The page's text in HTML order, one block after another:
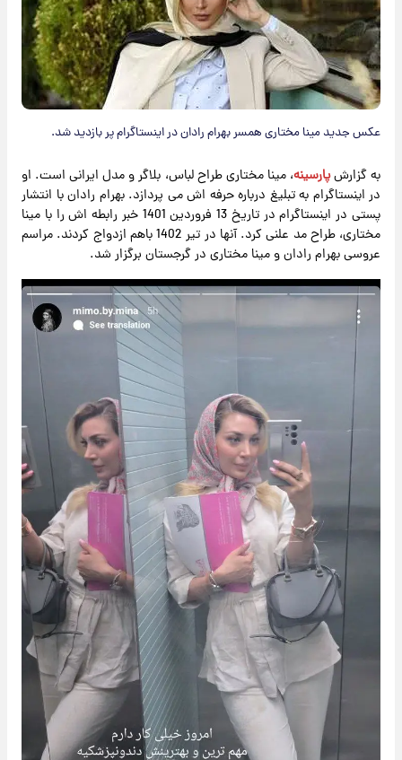
عکس جدید مینا مختاری همسر بهرام رادان در اینستاگرام پر بازدید شد.
به گزارشپارسینه، مینا مختاری طراح لباس، بلاگر و مدل ایرانی است. او
در اینستاگرام به تبلیغ درباره حرفه اش می پردازد. بهرام رادان با انتشار
پستی در اینستاگرام در تاریخ 13 فروردین 1401 خبر رابطه اش را با مینا
مختاری، طراح مد علنی کرد. آنها در تیر 1402 باهم ازدواج کردند. مراسم
عروسی بهرام رادان و مینا مختاری در گرجستان برگزار شد.